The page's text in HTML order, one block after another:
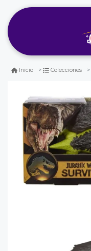
Inicio Colecciones